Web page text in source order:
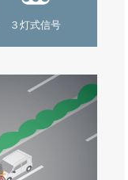
３灯式信号